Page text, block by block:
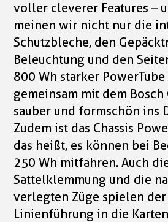
voller cleverer Features –
meinen wir nicht nur die
Schutzbleche, den
Beleuchtung und den
800 Wh starker
gemeinsam mit dem Bosch
sauber und formschön ins
Zudem ist das Chassis
das heißt, es können bei
250 Wh mitfahren. Auch
Sattelklemmung und die
verlegten Züge spielen
Linienführung in die